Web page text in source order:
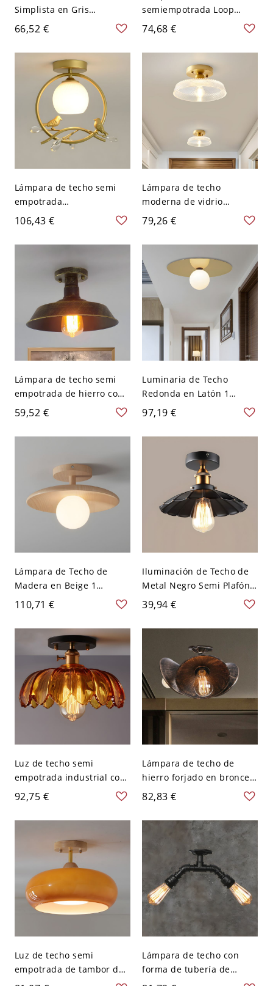
Simplista en Gris
Luminaria de Techo de
Acrílico para Corredor -
110 A 120 V Gris Blanco
66,52 €
semiempotrada Loop
Corridor de hierro con 1
luz, minimalista en blanco
y madera
74,68 €
Lámpara de techo semi
empotrada
contemporánea de metal
dorado con cabeza única,
decoración de pájaro y
106,43 €
Lámpara de techo
moderna de vidrio
transparente montada en
el techo de granero con 1
bombilla dorada para
pasillo
79,26 €
Lámpara de techo semi
empotrada de hierro con
sombra de granero y 1
bombilla para sala de
estar estilo granja en
59,52 €
Luminaria de Techo
Redonda en Latón 1
Bombilla Lámpara de
Techo Moderna de Vidrio
para Corredor - Latón 110
97,19 €
Lámpara de Techo de
Madera en Beige 1
Cabeza Semi Plafón
Moderna de Platillo para
Pasillo - Madera 110 A 120
V 27,94 cm
110,71 €
Iluminación de Techo de
Metal Negro Semi Plafón
Único Industrial de Hoja
para Pasillo - Negro 110 A
120 V 25,4 cm
39,94 €
Luz de techo semi
empotrada industrial con
vidrio ámbar para porche
92,75 €
Lámpara de techo de
hierro forjado en bronce
con 3 cabezas y estilo
rústico para cocina
82,83 €
Luz de techo semi
empotrada de tambor de
madera moderna con
Lámpara de techo con
forma de tubería de
metal, estilo industrial,